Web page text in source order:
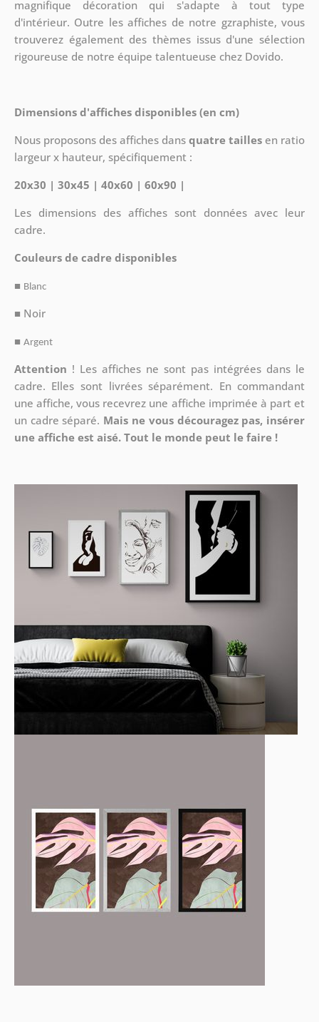
magnifique décoration qui s'adapte à tout type
d'intérieur. Outre les affiches de notre gzraphiste, vous
trouverez également des thèmes issus d'une sélection
rigoureuse de notre équipe talentueuse chez Dovido.
Dimensions d'affiches disponibles (en cm)
Nous proposons des affiches dansquatre tailles en ratio
largeur x hauteur, spécifiquement :
20x30 | 30x45 | 40x60 | 60x90 |
Les dimensions des affiches sont données avec leur
cadre.
Couleurs de cadre disponibles
■ Blanc
■ Noir
■ Argent
Attention ! Les affiches ne sont pas intégrées dans le
cadre. Elles sont livrées séparément. En commandant
une affiche, vous recevrez une affiche imprimée à part et
un cadre séparé. Mais ne vous découragez pas, insérer
une affiche est aisé. Tout le monde peut le faire !